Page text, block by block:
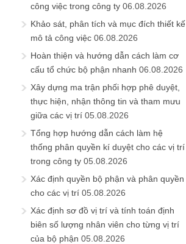
công việc trong công ty 06.08.2026
Khảo sát, phân tích và mục đích thiết kế
mô tả công việc 06.08.2026
Hoàn thiện và hướng dẫn cách làm cơ
cấu tổ chức bộ phận nhanh 06.08.2026
Xây dựng ma trận phối hợp phê duyệt,
thực hiện, nhận thông tin và tham mưu
giữa các vị trí 05.08.2026
Tổng hợp hướng dẫn cách làm hệ
thống phân quyền kí duyệt cho các vị trí
trong công ty 05.08.2026
Xác định quyền bộ phận và phân quyền
cho các vị trí 05.08.2026
Xác định sơ đồ vị trí và tính toán định
biên số lượng nhân viên cho từng vị trí
của bộ phận 05.08.2026